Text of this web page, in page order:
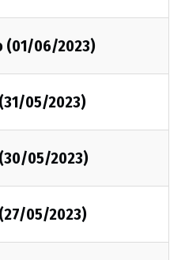
(01/06/2023)
05/2023)
05/2023)
05/2023)